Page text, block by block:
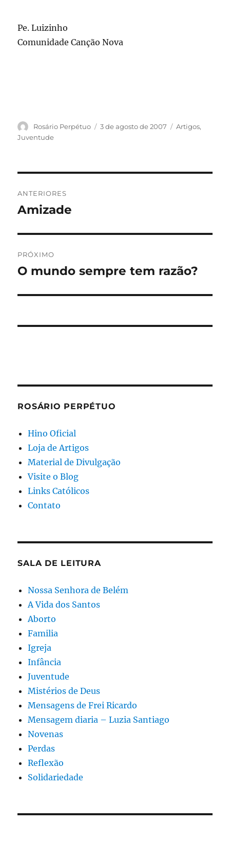
Pe. Luizinho
Comunidade Canção Nova
Autor
Rosário Perpétuo
Publicado
3 de agosto de 2007 Categorias
Artigos,
Juventude
de
ANTERIORES
Post
Amizade
PRÓXIMO
Próximo
O mundo sempre tem razão?
ROSÁRIO PERPÉTUO
Hino Oficial
Loja de Artigos
Material de Divulgação
Visite o Blog
Links Católicos
Contato
SALA DE LEITURA
Nossa Senhora de Belém
A Vida dos Santos
Aborto
Familia
Igreja
Infância
Juventude
Mistérios de Deus
Mensagens de Frei Ricardo
Mensagem diaria – Luzia Santiago
Novenas
Perdas
Reflexão
Solidariedade